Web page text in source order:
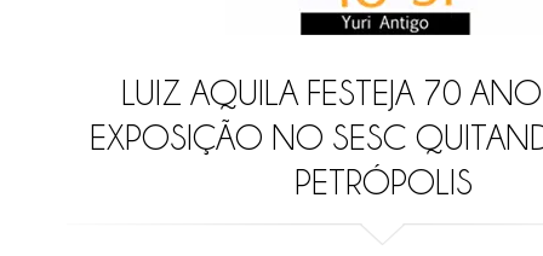
LUIZ AQUILA FESTEJA 70
EXPOSIÇÃO NO SESC
PETRÓPOLIS